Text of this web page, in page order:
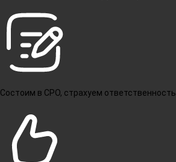
Состоим в СРО, страхуем ответственность